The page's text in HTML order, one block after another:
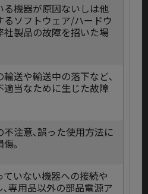
る機器が原因ないしは他
るソフトウェア/ハードウ
社製品の故障を招いた場
送や輸送中の落下など､
適当なために生じた故障
不注意､誤った使用方法に
｡
いない機器への接続や
専用品以外の部品電源ア